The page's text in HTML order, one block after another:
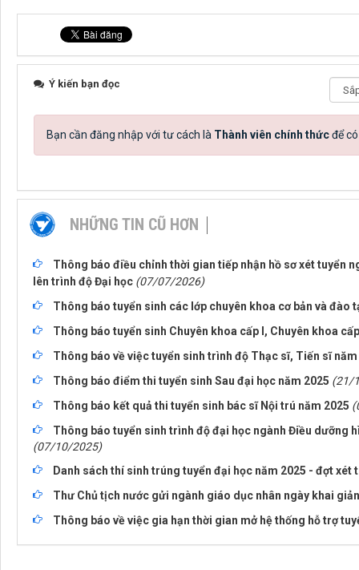
Ý kiến bạn đọc
Bạn cần đăng nhập với tư cách là Thành viên chính thứcđể
NHỮNG TIN CŨ HƠN
Thông báo điều chỉnh thời gian tiếp nhận hồ sơ xét tuyển
lên trình độ Đại học (07/07/2026)
Thông báo tuyển sinh các lớp chuyên khoa cơ bản và đào
Thông báo tuyển sinh Chuyên khoa cấp I, Chuyên khoa
Thông báo về việc tuyển sinh trình độ Thạc sĩ, Tiến sĩ năm
Thông báo điểm thi tuyển sinh Sau đại học năm 2025 (21/
Thông báo kết quả thi tuyển sinh bác sĩ Nội trú năm 2025
Thông báo tuyển sinh trình độ đại học ngành Điều dưỡng
(07/10/2025)
Danh sách thí sinh trúng tuyển đại học năm 2025 - đợt xét
Thư Chủ tịch nước gửi ngành giáo dục nhân ngày khai
Thông báo về việc gia hạn thời gian mở hệ thống hỗ trợ